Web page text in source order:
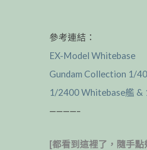
參考連結：
EX-Model Whitebase
Gundam Collection 1/
1/2400 Whitebase艦 &
————–
[都看到這裡了，隨手